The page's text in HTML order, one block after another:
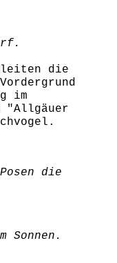
die
im
"Allgäuer
die
Sonnen.